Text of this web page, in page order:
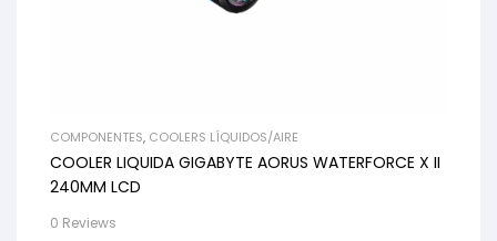
COMPONENTES, COOLERS LÍQUIDOS/AIRE
COOLER LIQUIDA GIGABYTE AORUS WATERFORCE X II
240MM LCD
0 Reviews